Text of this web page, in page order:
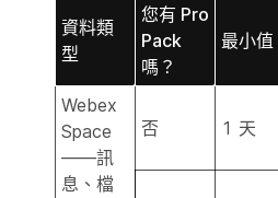
資料類
型
您有 Pro
Pack
嗎？
最小值
Webex
Space
——訊
息、檔
否 1 天